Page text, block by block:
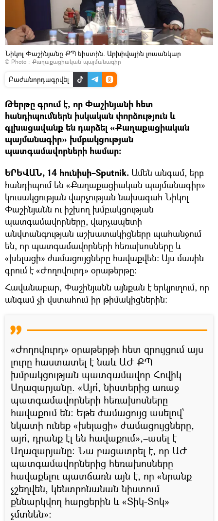
Նիկոլ Փաշինյանը ՔՊ նիստին. Արխիվային լուսանկար
© Photo : Քաղաքացիական պայմանագիր
Բաժանորդագրվել
Թերթը գրում է, որ Փաշինյանի հետ
հանդիպումներն իսկական փորձություն և
գլխացավանք են դարձել «Քաղաքացիական
պայմանագիր» խմբակցության
պատգամավորների համար:
ԵՐԵՎԱՆ, 14 հունիսի–Sputnik. Ամեն անգամ, երբ
հանդիպում են «Քաղաքացիական պայմանագիր»
կուսակցության վարչության նախագահ Նիկոլ
Փաշինյանն ու իշխող խմբակցության
պատգամավորները, վարչապետի
անվտանգության աշխատակիցները պահանջում
են, որ պատգամավորների հեռախոսները և
«խելացի» ժամացույցները հավաքվեն: Այս մասին
գրում է «Ժողովուրդ» օրաթերթը։
Հավանաբար, Փաշինյանն այնքան է երկյուղում, որ
անգամ չի վստահում իր թիմակիցներին:
«Ժողովուրդ» օրաթերթի հետ զրույցում այս
լուրը հաստատել է նաև ԱԺ ՔՊ
խմբակցության պատգամավոր Հովիկ
Աղազարյանը. «Այո՛, նիստերից առաջ
պատգամավորների հեռախոսները
հավաքում են: Եթե ժամացույց ասելով՝
նկատի ունեք «խելացի» ժամացույցները,
այո՛, դրանք էլ են հավաքում»,–ասել է
Աղազարյանը: Նա բացատրել է, որ ԱԺ
պատգամավորներից հեռախոսները
հավաքելու պատճառն այն է, որ «նրանք
չշեղվեն, կենտրոնանան նիստում
քննարկվող հարցերին և «Տիկ-Տոկ»
չմտնեն»: